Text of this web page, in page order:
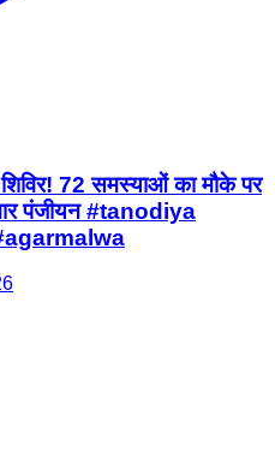
72 समस्याओं का मौके पर
पंजीयन #tanodiya